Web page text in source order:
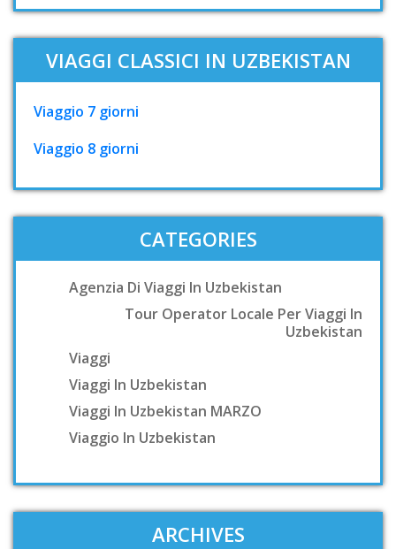
VIAGGI CLASSICI IN UZBEKISTAN
Viaggio 7 giorni
Viaggio 8 giorni
CATEGORIES
Agenzia Di Viaggi In Uzbekistan
Tour Operator Locale Per Viaggi In
Uzbekistan
Viaggi
Viaggi In Uzbekistan
Viaggi In Uzbekistan MARZO
Viaggio In Uzbekistan
ARCHIVES